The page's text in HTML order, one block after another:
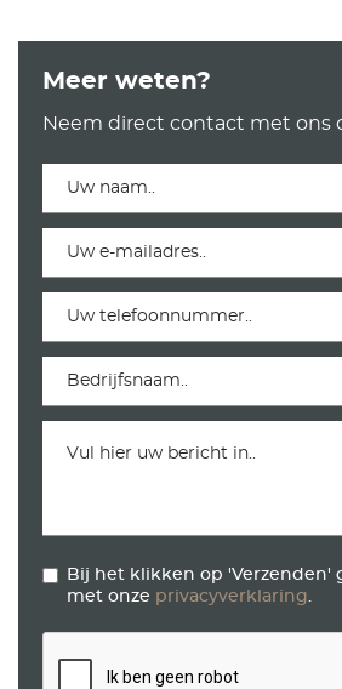
Meer weten?
Neem direct contact met ons
Bij het klikken op 'Verzenden'
met onze privacyverklaring.